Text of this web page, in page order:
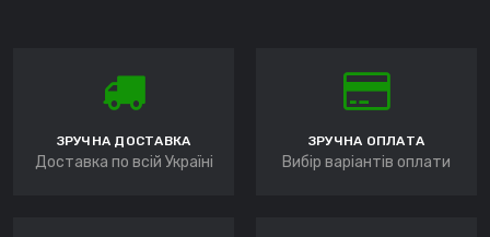
ЗРУЧНА ДОСТАВКА
Доставка по всій Україні
ЗРУЧНА ОПЛАТА
Вибір варіантів оплати